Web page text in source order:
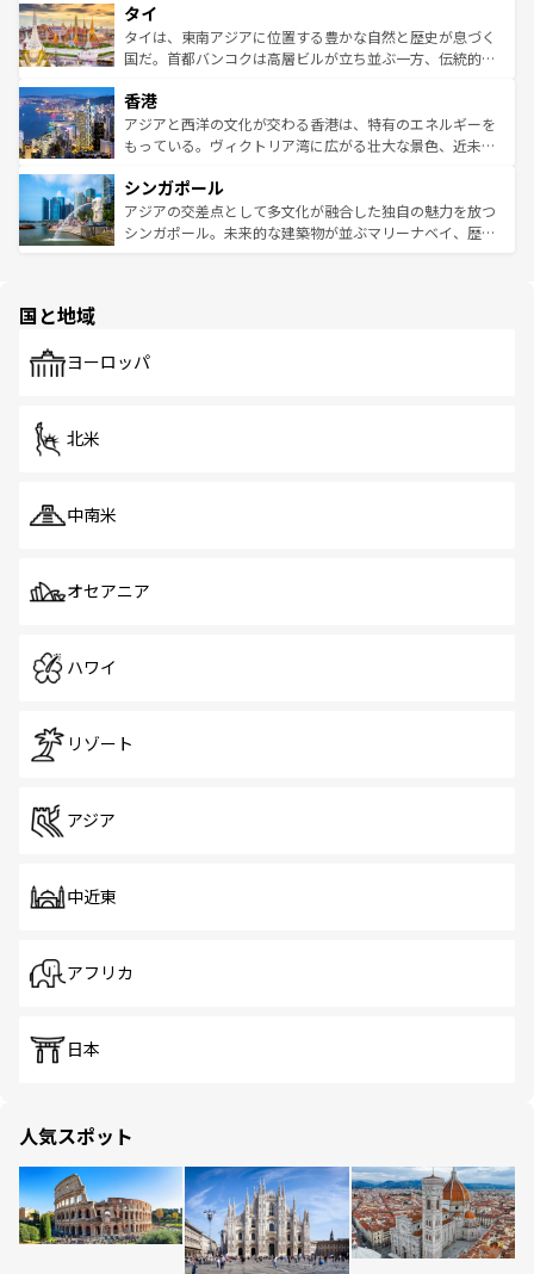
リティに包まれながら、韓国の多彩な魅力を心ゆくまで味
わってみてほしい。 なお、新着の韓国情報はコンテンツ一
覧を参照してほしい。
急速な発展と共に伝統が息づく。ハノイの古い町並みやホ
ーチミン市のフランス統治時代の建物も、独特の雰囲気を
醸し出している。また、バラエティの豊かさとおいしさで
とつ。フォーやバインミー、ベトナムコーヒーなどは、ぜ
ひ現地で味わいたい。どの地域を訪れてもあたたかい人々
が旅行者を迎えてくれるので、きっと忘れられない旅にな
参照してほしい。
タイ
タイは、東南アジアに位置する豊かな自然と歴史が息づく
国だ。首都バンコクは高層ビルが立ち並ぶ一方、伝統的な
の活気が交差している。北部ではチェンマイなどの山岳地
帯で自然と触れ合い、南部ではプーケットやクラビの美し
いビーチでリゾート気分を楽しむことができる。タイ料理
激する。気候は一年中温暖で、どの季節にも異なる楽しみ
が待っている。親しみやすいタイの人々、仏教を中心とし
た文化、そして多様な観光資源が、訪れる旅人を魅了し続
香港
アジアと西洋の文化が交わる香港は、特有のエネルギーを
もっている。ヴィクトリア湾に広がる壮大な景色、近未来
み、どこを訪れても感動するはず。観光スポットが密集し
ており、効率よく見どころを回れるのも魅力。息をのむよ
うな絶景から文化的な体験まで、香港を存分に楽しみ尽く
シンガポール
アジアの交差点として多文化が融合した独自の魅力を放つ
シンガポール。未来的な建築物が並ぶマリーナベイ、歴史
で、ホーカーズは地元の風情を楽しめる外せないスポット
国と地域
ヨーロッパ
北米
中南米
オセアニア
ハワイ
リゾート
アジア
中近東
アフリカ
日本
人気スポット